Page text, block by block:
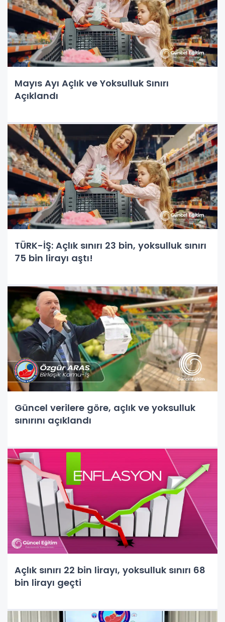
Mayıs Ayı Açlık ve Yoksulluk Sınırı
Açıklandı
TÜRK-İŞ: Açlık sınırı 23 bin, yoksulluk sınırı
75 bin lirayı aştı!
Güncel verilere göre, açlık ve yoksulluk
sınırını açıklandı
Açlık sınırı 22 bin lirayı, yoksulluk sınırı 68
bin lirayı geçti